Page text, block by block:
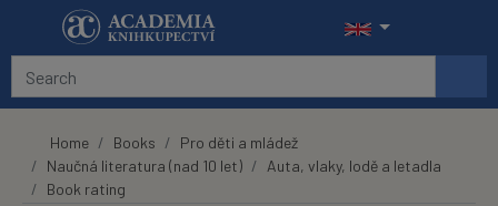
Skip to main content
Home Books
Pro děti a mládež
Naučná literatura (nad 10 let)
Auta, vlaky, lodě a letadla
Book rating